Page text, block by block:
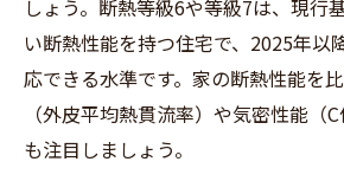
しょう。断熱等級6や等級7は、現行
い断熱性能を持つ住宅で、2025年以
応できる水準です。家の断熱性能を
（外皮平均熱貫流率）や気密性能（
も注目しましょう。